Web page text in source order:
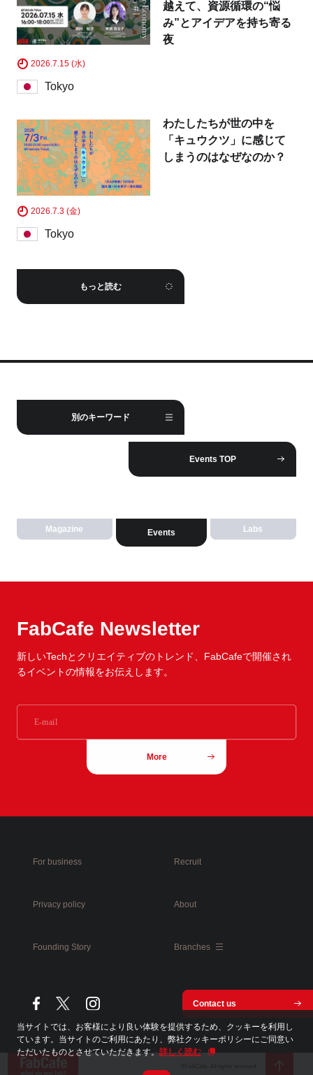
当サイトでは、お客様により良い体験を提供するため、クッキーを利用し
ています。当サイトのご利用にあたり、弊社クッキーポリシーにご同意い
ただいたものとさせていただきます。 詳しく読む
越えて、資源循環の“悩
み”とアイデアを持ち寄る
夜
2026.7.15 (水)
Tokyo
わたしたちが世の中を
「キュウクツ」に感じて
しまうのはなぜなのか？
2026.7.3 (金)
Tokyo
もっと読む
別のキーワード
Events TOP
Magazine Events Labs
FabCafe Newsletter
新しいTechとクリエイティブのトレンド、 FabCafeで開催され
るイベントの情報をお伝えします。
More
For business Recruit
Privacy policy About
Founding Story Branches
Contact us